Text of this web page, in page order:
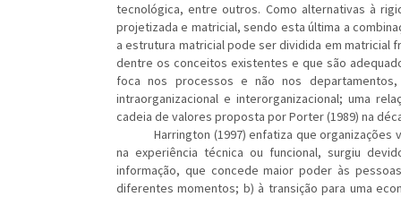
tecnológica, entre outros. Como alternativas à
projetizada e matricial, sendo esta última a
a estrutura matricial pode ser dividida em matricial
dentre os conceitos existentes e que são
foca nos processos e não nos
intraorganizacional e interorganizacional; uma
cadeia de valores proposta por Porter (1989) na
Harrington (1997) enfatiza que organizações
na experiência técnica ou funcional, surgiu
informação, que concede maior poder às
diferentes momentos; b) à transição para uma